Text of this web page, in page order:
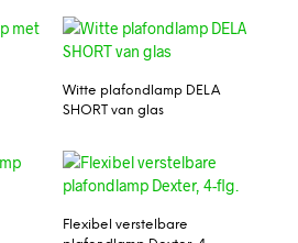
Witte plafondlamp DELA
SHORT van glas
Flexibel verstelbare